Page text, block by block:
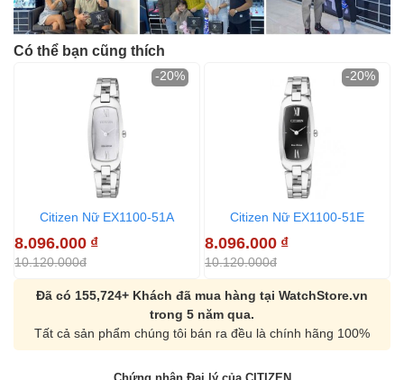
Có thể bạn cũng thích
Citizen Nữ EX1100-51A
8.096.000 ₫
10.120.000đ
-20%
Citizen Nữ EX1100-51E
8.096.000 ₫
10.120.000đ
-20%
Đã có 155,724+ Khách đã mua hàng tại WatchStore.vn
trong 5 năm qua.
Tất cả sản phẩm chúng tôi bán ra đều là chính hãng 100%